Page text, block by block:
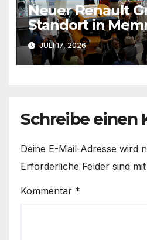
Neuer Renault
Standort in
JULI 17, 2026
Schreibe einen
Deine E-Mail-Adresse wird
Erforderliche Felder sind mit
Kommentar *